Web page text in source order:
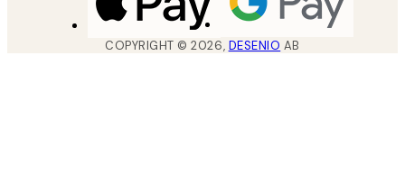
COPYRIGHT ©2026, DESENIO AB